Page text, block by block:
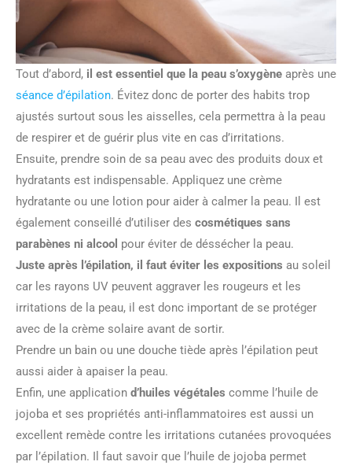
Tout d’abord, il est essentiel que la peau s’oxygène après une
séance d’épilation. Évitez donc de porter des habits trop
ajustés surtout sous les aisselles, cela permettra à la peau
de respirer et de guérir plus vite en cas d’irritations.
Ensuite, prendre soin de sa peau avec des produits doux et
hydratants est indispensable. Appliquez une crème
hydratante ou une lotion pour aider à calmer la peau. Il est
également conseillé d’utiliser des cosmétiques sans
parabènes ni alcool pour éviter de déssécher la peau.
Juste après l’épilation, il faut éviter les expositions au soleil
car les rayons UV peuvent aggraver les rougeurs et les
irritations de la peau, il est donc important de se protéger
avec de la crème solaire avant de sortir.
Prendre un bain ou une douche tiède après l’épilation peut
aussi aider à apaiser la peau.
Enfin, une application d’huiles végétales comme l’huile de
jojoba et ses propriétés anti-inflammatoires est aussi un
excellent remède contre les irritations cutanées provoquées
par l’épilation. Il faut savoir que l’huile de jojoba permet